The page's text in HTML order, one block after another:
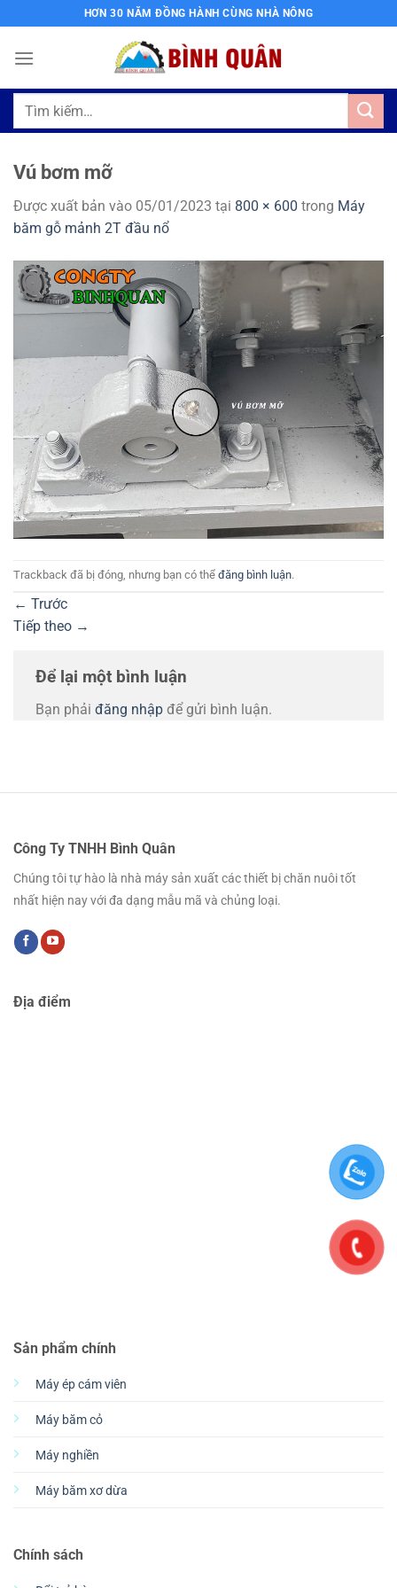
qua
nội
HƠN 30 NĂM ĐỒNG HÀNH CÙNG NHÀ NÔNG
Tìm
Vú bơm mỡ
Được xuất bản vào 05/01/2023 tại 800 × 600 trong Máy
băm gỗ mảnh 2T đầu nổ
Trackback đã bị đóng, nhưng bạn có thể đăng bình luận.
← Trước
Tiếp theo →
Để lại một bình luận
Bạn phải đăng nhập để gửi bình luận.
Công Ty TNHH Bình Quân
Chúng tôi tự hào là nhà máy sản xuất các thiết bị chăn nuôi tốt
nhất hiện nay với đa dạng mẫu mã và chủng loại.
Sản phẩm chính
Máy ép cám viên
Máy băm cỏ
Máy nghiền
Máy băm xơ dừa
Chính sách
Địa điểm